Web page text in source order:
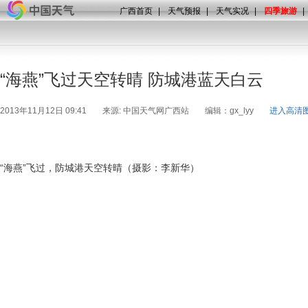
广西首页 | 天气预报 | 天气实况 | 四季旅游 |
“海燕”飞过天空转晴 防城港蓝天白云
2013年11月12日 09:41 来源: 中国天气网广西站 编辑：gx_lyy 进入高清
“海燕”飞过，防城港天空转晴（摄影：李新华）